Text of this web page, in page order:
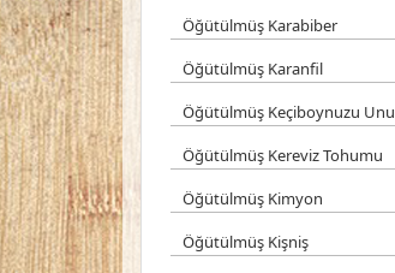
Öğütülmüş Karabiber
Öğütülmüş Karanfil
Öğütülmüş Keçiboynuzu Unu
Öğütülmüş Kereviz Tohumu
Öğütülmüş Kimyon
Öğütülmüş Kişniş